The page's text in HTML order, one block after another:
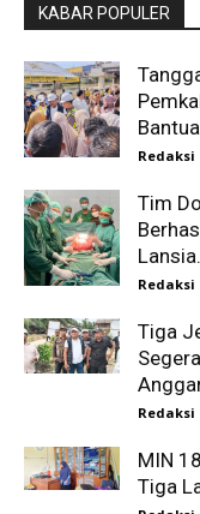
KABAR POPULER
Redaksi
Tim
Redaksi
Tiga
Redaksi
MIN
Tiga